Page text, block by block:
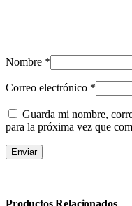
Nombre *
Correo electrónico *
Guarda mi nombre,
para la próxima vez que
Productos Relacionados